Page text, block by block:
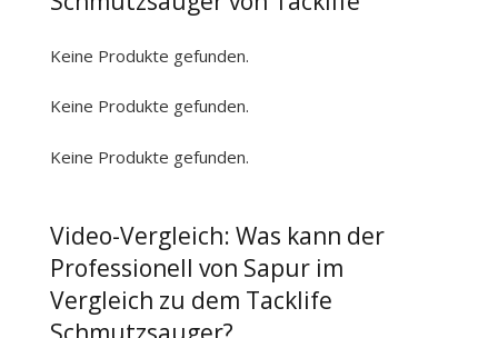
Keine Produkte gefunden.
Keine Produkte gefunden.
Keine Produkte gefunden.
Video-Vergleich: Was kann der
Professionell von Sapur im
Vergleich zu dem Tacklife